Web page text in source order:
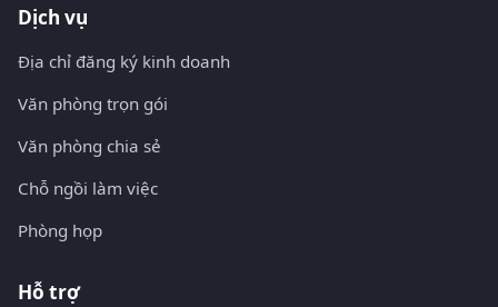
Dịch vụ
Địa chỉ đăng ký kinh doanh
Văn phòng trọn gói
Văn phòng chia sẻ
Chỗ ngồi làm việc
Phòng họp
Hỗ trợ